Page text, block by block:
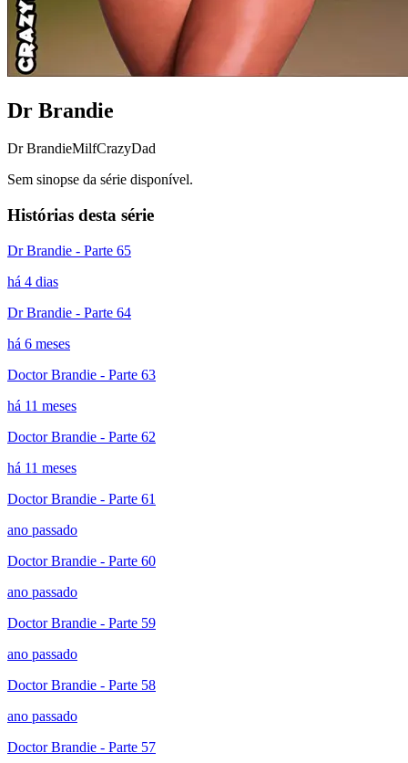
Dr Brandie
Dr BrandieMilfCrazyDad
Sem sinopse da série disponível.
Histórias desta série
Dr Brandie - Parte 65
há 4 dias
Dr Brandie - Parte 64
há 6 meses
Doctor Brandie - Parte 63
há 11 meses
Doctor Brandie - Parte 62
há 11 meses
Doctor Brandie - Parte 61
ano passado
Doctor Brandie - Parte 60
ano passado
Doctor Brandie - Parte 59
ano passado
Doctor Brandie - Parte 58
ano passado
Doctor Brandie - Parte 57